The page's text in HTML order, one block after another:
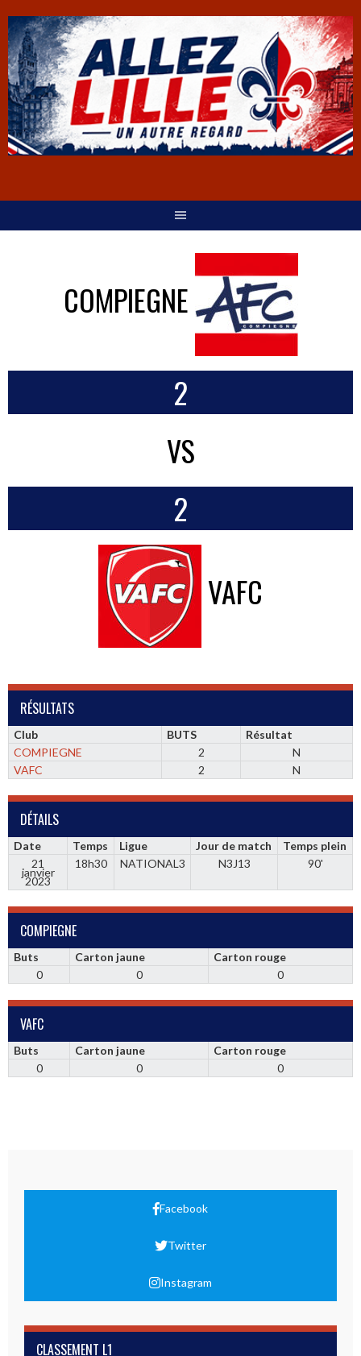
COMPIEGNE
2
VS
2
VAFC
RÉSULTATS
Club BUTS
Résultat
COMPIEGNE
2
N
VAFC
2 N
DÉTAILS
Date Temps Ligue Jour de match
Temps plein
21
janvier
2023
18h30 NATIONAL3 N3J13 90'
COMPIEGNE
Buts Carton jaune
Carton rouge
0
0 0
VAFC
Buts Carton jaune
Carton rouge
0
0 0
Facebook
Twitter
Instagram
CLASSEMENT L1